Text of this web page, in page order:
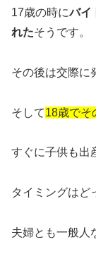
17歳の時にバイ
れたそうです。
その後は交際に
そして18歳でそ
すぐに子供も出
タイミングはど
夫婦とも一般人